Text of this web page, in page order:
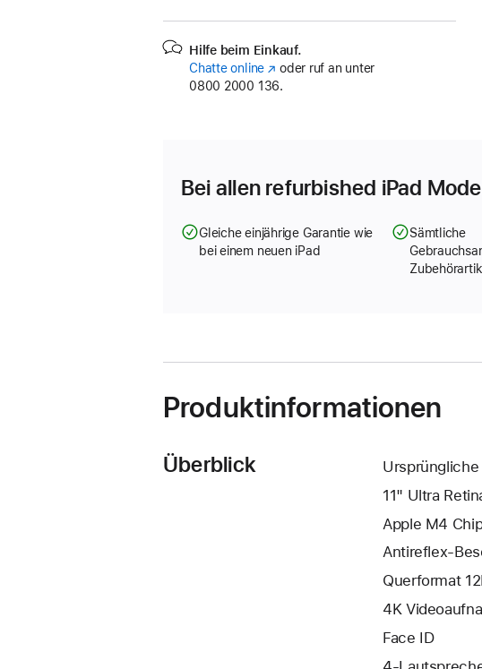
Hilfe beim Einkauf.
Chatte online (Öffnet
ein
oder ruf an unter
0800 2000 136.
Bei allen refurbished iPad
Gleiche einjährige Garantie wie
bei einem neuen iPad
Sämtliche
Produktinformationen
Überblick
11" Ultra
Apple M4
Antireflex-
Querformat
4K
Face ID